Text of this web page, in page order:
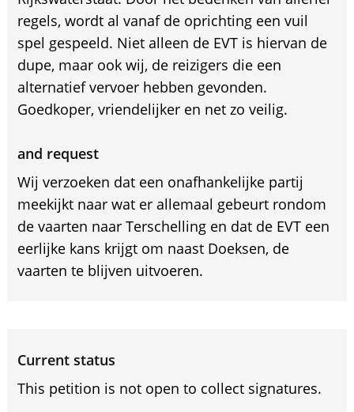
regels, wordt al vanaf de oprichting een vuil
spel gespeeld. Niet alleen de EVT is hiervan de
dupe, maar ook wij, de reizigers die een
alternatief vervoer hebben gevonden.
Goedkoper, vriendelijker en net zo veilig.
and request
Wij verzoeken dat een onafhankelijke partij
meekijkt naar wat er allemaal gebeurt rondom
de vaarten naar Terschelling en dat de EVT een
eerlijke kans krijgt om naast Doeksen, de
vaarten te blijven uitvoeren.
Current status
This petition is not open to collect signatures.